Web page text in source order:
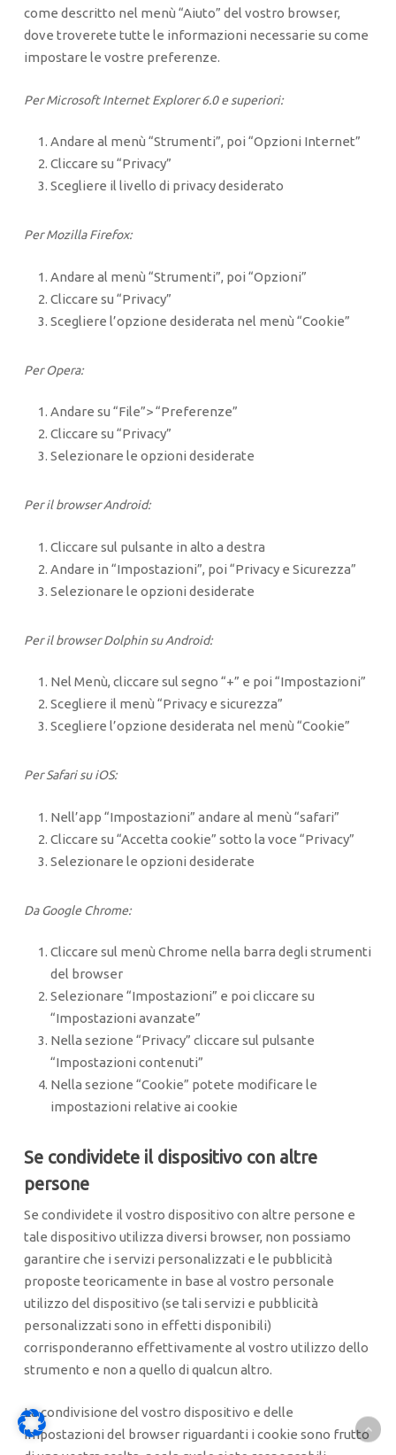
come descritto nel menù “Aiuto” del vostro browser,
dove troverete tutte le informazioni necessarie su come
impostare le vostre preferenze.
Per Microsoft Internet Explorer 6.0 e superiori:
Andare al menù “Strumenti”, poi “Opzioni Internet”
Cliccare su “Privacy”
Scegliere il livello di privacy desiderato
Per Mozilla Firefox:
Andare al menù “Strumenti”, poi “Opzioni”
Cliccare su “Privacy”
Scegliere l’opzione desiderata nel menù “Cookie”
Per Opera:
Andare su “File”> “Preferenze”
Cliccare su “Privacy”
Selezionare le opzioni desiderate
Per il browser Android:
Cliccare sul pulsante in alto a destra
Andare in “Impostazioni”, poi “Privacy e Sicurezza”
Selezionare le opzioni desiderate
Per il browser Dolphin su Android:
Nel Menù, cliccare sul segno “+” e poi “Impostazioni”
Scegliere il menù “Privacy e sicurezza”
Scegliere l’opzione desiderata nel menù “Cookie”
Per Safari su iOS:
Nell’app “Impostazioni” andare al menù “safari”
Cliccare su “Accetta cookie” sotto la voce “Privacy”
Selezionare le opzioni desiderate
Da Google Chrome:
Cliccare sul menù Chrome nella barra degli strumenti
del browser
Selezionare “Impostazioni” e poi cliccare su
“Impostazioni avanzate”
Nella sezione “Privacy” cliccare sul pulsante
“Impostazioni contenuti”
Nella sezione “Cookie” potete modificare le
impostazioni relative ai cookie
Se condividete il dispositivo con altre
persone
Se condividete il vostro dispositivo con altre persone e
tale dispositivo utilizza diversi browser, non possiamo
garantire che i servizi personalizzati e le pubblicità
proposte teoricamente in base al vostro personale
utilizzo del dispositivo (se tali servizi e pubblicità
personalizzati sono in effetti disponibili)
corrisponderanno effettivamente al vostro utilizzo dello
strumento e non a quello di qualcun altro.
La condivisione del vostro dispositivo e delle
impostazioni del browser riguardanti i cookie sono frutto